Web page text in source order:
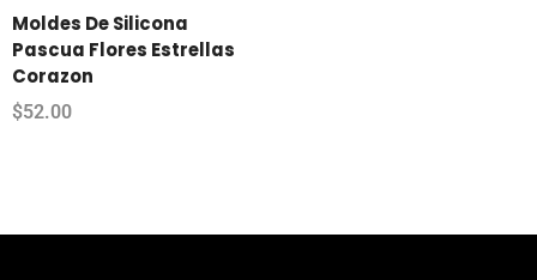
Moldes De Silicona
Pascua Flores Estrellas
Corazon
$52.00